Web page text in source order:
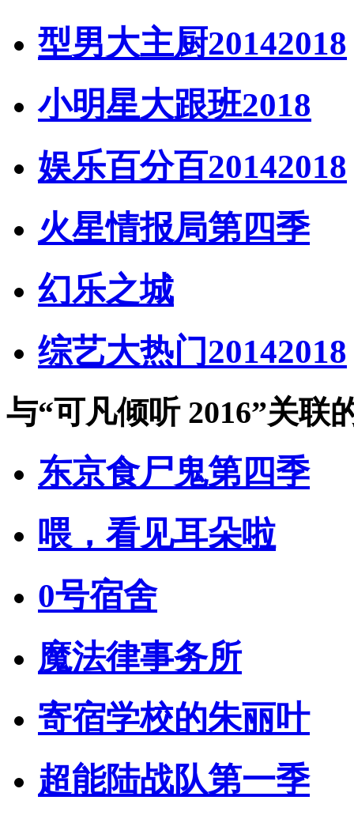
型男大主厨20142018
小明星大跟班2018
娱乐百分百20142018
火星情报局第四季
幻乐之城
综艺大热门20142018
与“可凡倾听 2016”关联
东京食尸鬼第四季
喂，看见耳朵啦
0号宿舍
魔法律事务所
寄宿学校的朱丽叶
超能陆战队第一季